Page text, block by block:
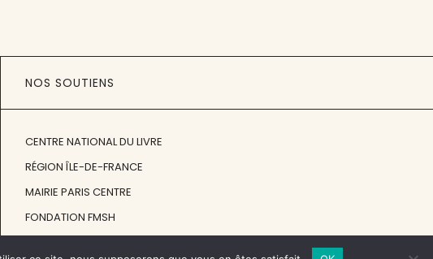
NOS SOUTIENS
CENTRE NATIONAL DU LIVRE
RÉGION ÎLE-DE-FRANCE
MAIRIE PARIS CENTRE
FONDATION FMSH